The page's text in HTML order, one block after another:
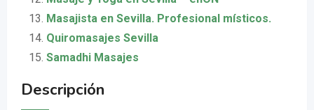
Masajista en Sevilla. Profesional místicos.
Quiromasajes Sevilla
Samadhi Masajes
Descripción